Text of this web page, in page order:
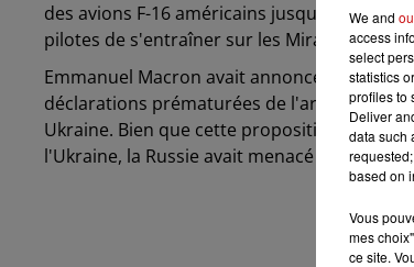
des avions F-16 américains jusqu'à
pilotes de s'entraîner sur les Mirage 2000-5.
Emmanuel Macron avait annoncé
déclarations prématurées de l'armée
Ukraine. Bien que cette proposition soit
l'Ukraine, la Russie avait menacé de
We and
access
select
statistics
profiles to
Deliver
data such
based on
Vous
mes
ce site.